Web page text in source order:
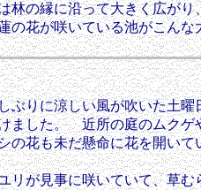
林の縁に沿って大きく広がり
花が咲いている池がこんな
りに涼しい風が吹いた土曜
ました。 近所の庭のムクゲ
の花も未だ懸命に花を開いて
が見事に咲いていて、草む